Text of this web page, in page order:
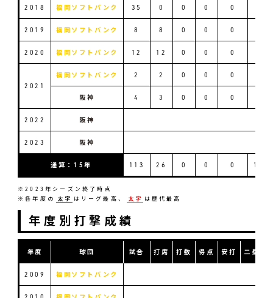
2018 福岡ソフトバンク 35 0 0 0 0
2019 福岡ソフトバンク 8 8 0 0 0
2020 福岡ソフトバンク 12 12 0 0 0
2021
福岡ソフトバンク 2 2 0 0 0
阪神 4 3 0 0 0
2022 阪神
2023 阪神
通算：15年 113 26 0 0 0 13
※2023年シーズン終了時点
※各年度の
太字 はリーグ最高、 太字 は歴代最高
年度別打撃成績
年度 球団 試合 打席 打数 得点 安打 二塁打
2009 福岡ソフトバンク